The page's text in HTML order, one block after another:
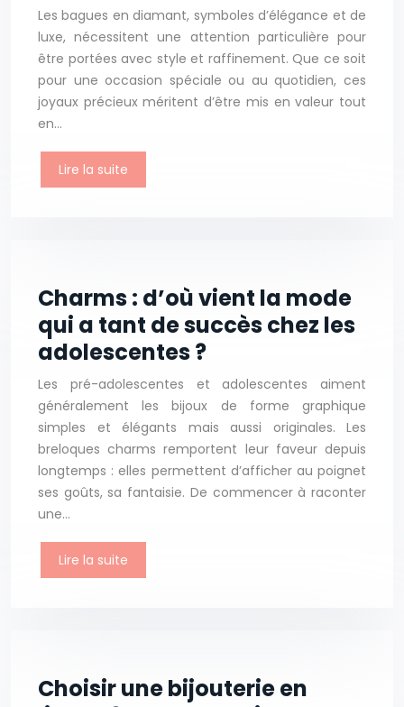
Les bagues en diamant, symboles d’élégance et de
luxe, nécessitent une attention particulière pour
être portées avec style et raffinement. Que ce soit
pour une occasion spéciale ou au quotidien, ces
joyaux précieux méritent d’être mis en valeur tout
en…
Lire la suite
Charms : d’où vient la mode
qui a tant de succès chez les
adolescentes ?
Les pré-adolescentes et adolescentes aiment
généralement les bijoux de forme graphique
simples et élégants mais aussi originales. Les
breloques charms remportent leur faveur depuis
longtemps : elles permettent d’afficher au poignet
ses goûts, sa fantaisie. De commencer à raconter
une…
Lire la suite
Choisir une bijouterie en